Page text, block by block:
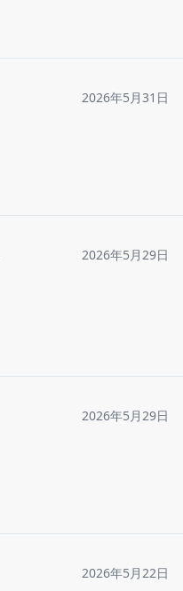
2026年5月31日
2026年5月29日
2026年5月29日
2026年5月22日